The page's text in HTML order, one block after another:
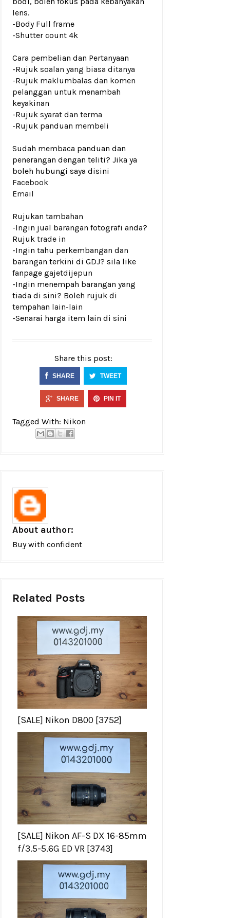
lens.
-Body Full frame
-Shutter count 4k
Cara pembelian dan Pertanyaan
-Rujuk soalan yang biasa ditanya
-Rujuk maklumbalas dan komen
pelanggan untuk menambah
keyakinan
-Rujuk syarat dan terma
-Rujuk panduan membeli
Sudah membaca panduan dan
penerangan dengan teliti? Jika ya
boleh hubungi saya disini
Facebook
Email
Rujukan tambahan
-Ingin jual barangan fotografi anda?
Rujuk trade in
-Ingin tahu perkembangan dan
barangan terkini di GDJ? sila like
fanpage gajetdijepun
-Ingin menempah barangan yang
tiada di sini? Boleh rujuk di
tempahan lain-lain
-Senarai harga item lain di sini
Share this post:
SHARE TWEET
SHARE PIN IT
Tagged With: Nikon
About author:
Buy with confident
Related Posts
[SALE] Nikon D800 [3752]
[SALE] Nikon AF-S DX 16-85mm
f/3.5-5.6G ED VR [3743]